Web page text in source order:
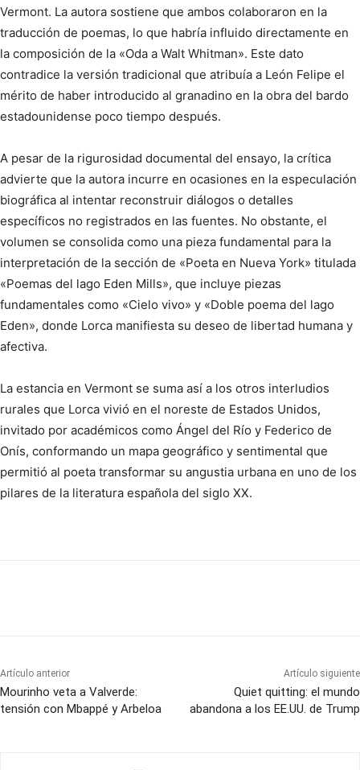
Vermont. La autora sostiene que ambos colaboraron en la
traducción de poemas, lo que habría influido directamente en
la composición de la «Oda a Walt Whitman». Este dato
contradice la versión tradicional que atribuía a León Felipe el
mérito de haber introducido al granadino en la obra del bardo
estadounidense poco tiempo después.
A pesar de la rigurosidad documental del ensayo, la crítica
advierte que la autora incurre en ocasiones en la especulación
biográfica al intentar reconstruir diálogos o detalles
específicos no registrados en las fuentes. No obstante, el
volumen se consolida como una pieza fundamental para la
interpretación de la sección de «Poeta en Nueva York» titulada
«Poemas del lago Eden Mills», que incluye piezas
fundamentales como «Cielo vivo» y «Doble poema del lago
Eden», donde Lorca manifiesta su deseo de libertad humana y
afectiva.
La estancia en Vermont se suma así a los otros interludios
rurales que Lorca vivió en el noreste de Estados Unidos,
invitado por académicos como Ángel del Río y Federico de
Onís, conformando un mapa geográfico y sentimental que
permitió al poeta transformar su angustia urbana en uno de los
pilares de la literatura española del siglo XX.
Artículo anterior
Mourinho veta a Valverde:
tensión con Mbappé y Arbeloa
Artículo siguiente
Quiet quitting: el mundo
abandona a los EE.UU. de Trump